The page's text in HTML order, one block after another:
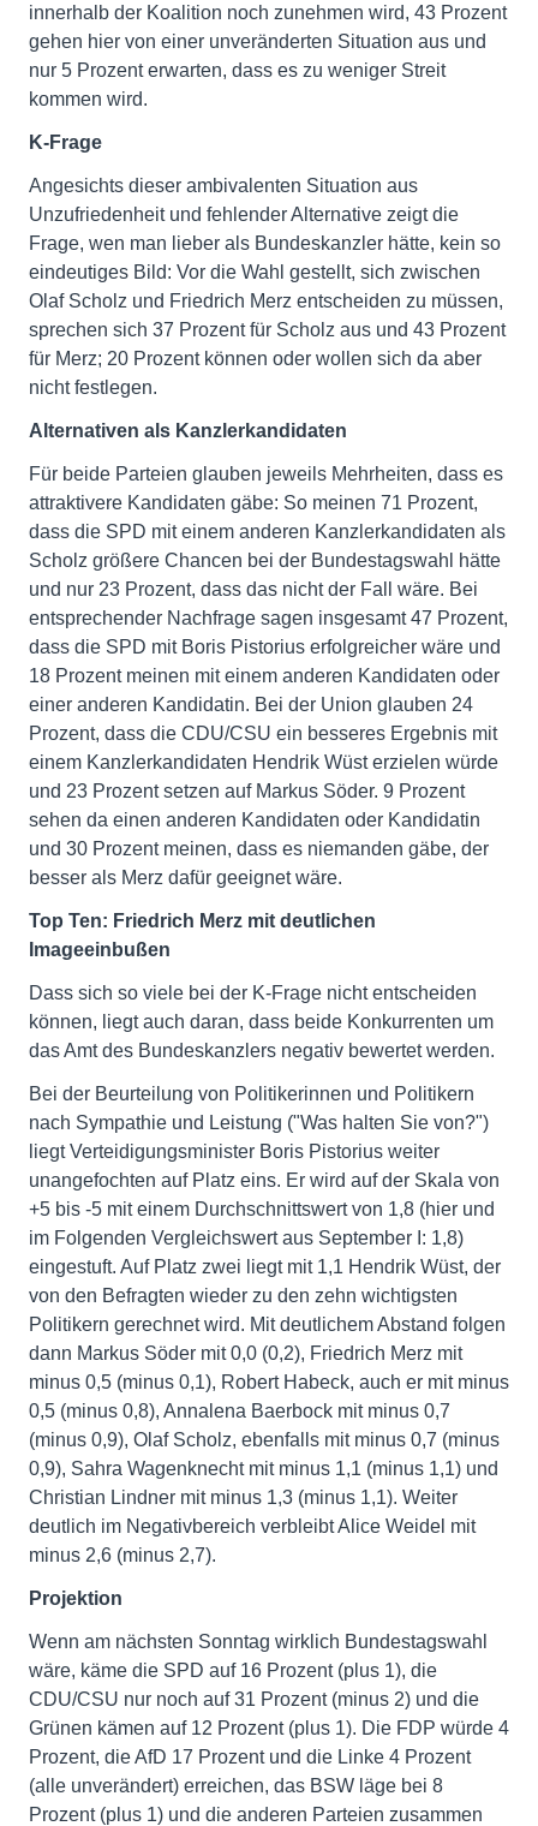
innerhalb der Koalition noch zunehmen wird, 43 Prozent
gehen hier von einer unveränderten Situation aus und
nur 5 Prozent erwarten, dass es zu weniger Streit
kommen wird.
K-Frage
Angesichts dieser ambivalenten Situation aus
Unzufriedenheit und fehlender Alternative zeigt die
Frage, wen man lieber als Bundeskanzler hätte, kein so
eindeutiges Bild: Vor die Wahl gestellt, sich zwischen
Olaf Scholz und Friedrich Merz entscheiden zu müssen,
sprechen sich 37 Prozent für Scholz aus und 43 Prozent
für Merz; 20 Prozent können oder wollen sich da aber
nicht festlegen.
Alternativen als Kanzlerkandidaten
Für beide Parteien glauben jeweils Mehrheiten, dass es
attraktivere Kandidaten gäbe: So meinen 71 Prozent,
dass die SPD mit einem anderen Kanzlerkandidaten als
Scholz größere Chancen bei der Bundestagswahl hätte
und nur 23 Prozent, dass das nicht der Fall wäre. Bei
entsprechender Nachfrage sagen insgesamt 47 Prozent,
dass die SPD mit Boris Pistorius erfolgreicher wäre und
18 Prozent meinen mit einem anderen Kandidaten oder
einer anderen Kandidatin. Bei der Union glauben 24
Prozent, dass die CDU/CSU ein besseres Ergebnis mit
einem Kanzlerkandidaten Hendrik Wüst erzielen würde
und 23 Prozent setzen auf Markus Söder. 9 Prozent
sehen da einen anderen Kandidaten oder Kandidatin
und 30 Prozent meinen, dass es niemanden gäbe, der
besser als Merz dafür geeignet wäre.
Top Ten: Friedrich Merz mit deutlichen
Imageeinbußen
Dass sich so viele bei der K-Frage nicht entscheiden
können, liegt auch daran, dass beide Konkurrenten um
das Amt des Bundeskanzlers negativ bewertet werden.
Bei der Beurteilung von Politikerinnen und Politikern
nach Sympathie und Leistung ("Was halten Sie von?")
liegt Verteidigungsminister Boris Pistorius weiter
unangefochten auf Platz eins. Er wird auf der Skala von
+5 bis -5 mit einem Durchschnittswert von 1,8 (hier und
im Folgenden Vergleichswert aus September I: 1,8)
eingestuft. Auf Platz zwei liegt mit 1,1 Hendrik Wüst, der
von den Befragten wieder zu den zehn wichtigsten
Politikern gerechnet wird. Mit deutlichem Abstand folgen
dann Markus Söder mit 0,0 (0,2), Friedrich Merz mit
minus 0,5 (minus 0,1), Robert Habeck, auch er mit minus
0,5 (minus 0,8), Annalena Baerbock mit minus 0,7
(minus 0,9), Olaf Scholz, ebenfalls mit minus 0,7 (minus
0,9), Sahra Wagenknecht mit minus 1,1 (minus 1,1) und
Christian Lindner mit minus 1,3 (minus 1,1). Weiter
deutlich im Negativbereich verbleibt Alice Weidel mit
minus 2,6 (minus 2,7).
Projektion
Wenn am nächsten Sonntag wirklich Bundestagswahl
wäre, käme die SPD auf 16 Prozent (plus 1), die
CDU/CSU nur noch auf 31 Prozent (minus 2) und die
Grünen kämen auf 12 Prozent (plus 1). Die FDP würde 4
Prozent, die AfD 17 Prozent und die Linke 4 Prozent
(alle unverändert) erreichen, das BSW läge bei 8
Prozent (plus 1) und die anderen Parteien zusammen